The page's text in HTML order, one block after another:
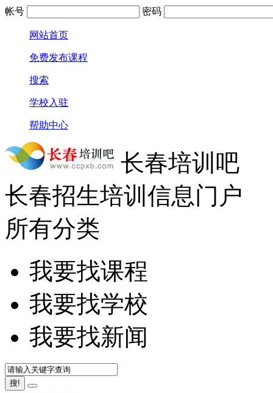
帐号 密码
网站首页
免费发布课程
搜索
学校入驻
帮助中心
长春培训吧
长春招生培训信息门户
所有分类
我要找课程
我要找学校
我要找新闻
搜!